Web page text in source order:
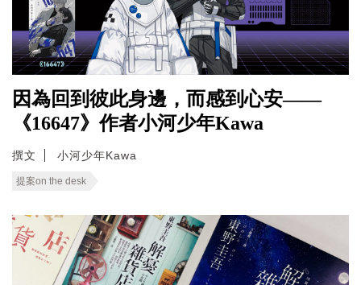
因為回到彼此身邊，而感到心安——
《16647》作者小河少年Kawa
撰文 小河少年Kawa
提案on the desk